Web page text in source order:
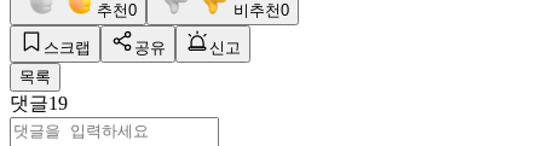
추천0 비추천0
스크랩 공유
신고
목록
댓글19